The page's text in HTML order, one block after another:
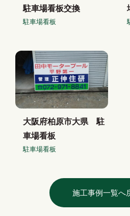
駐車場看板交換
駐車場看板
大阪府柏原市大県 駐
車場看板
駐車場看板
施工事例一覧へ